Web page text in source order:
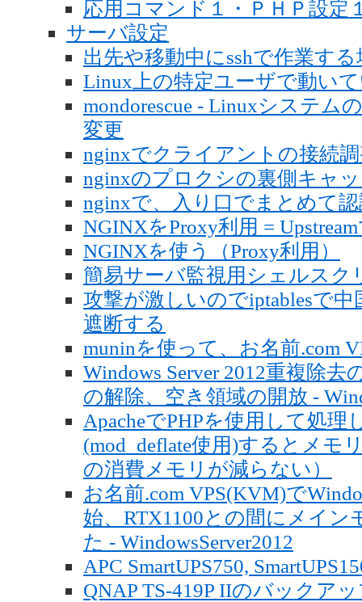
応用コマンド１・ＰＨＰ設定
サーバ設定
出先や移動中にsshで作業す
Linux上の特定ユーザで動い
mondorescue - Linuxシステ
変更
nginxでクライアントの接続
nginxのプロクシの裏側キャ
nginxで、入り口でまとめて
NGINXをProxy利用 =
NGINXを使う（Proxy利用）
簡易サーバ監視用シェルスク
攻撃が激しいのでiptablesで
遮断する
muninを使って、お名前.com
Windows Server 2012重複除
の解除、空き領域の開放 -
ApacheでPHPを使用して処
(mod_deflate使用)するとメモ
の消費メモリが減らない）
お名前.com VPS(KVM)で
始、RTX1100との間にメイン
た - WindowsServer2012
APC SmartUPS750,
QNAP TS-419P IIのバックア